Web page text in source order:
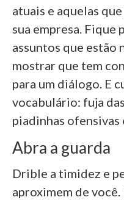
atuais e aquelas
sua empresa. Fique
assuntos que estão
mostrar que tem
para um diálogo. E
vocabulário: fuja
piadinhas
Abra a guarda
Drible a timidez e
aproximem de